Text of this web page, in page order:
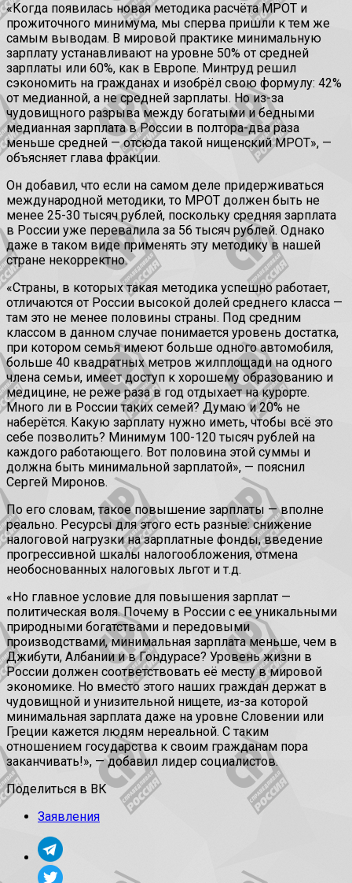
«Когда появилась новая методика расчёта МРОТ и
прожиточного минимума, мы сперва пришли к тем же
самым выводам. В мировой практике минимальную
зарплату устанавливают на уровне 50% от средней
зарплаты или 60%, как в Европе. Минтруд решил
сэкономить на гражданах и изобрёл свою формулу: 42%
от медианной, а не средней зарплаты. Но из-за
чудовищного разрыва между богатыми и бедными
медианная зарплата в России в полтора-два раза
меньше средней — отсюда такой нищенский МРОТ», —
объясняет глава фракции.
Он добавил, что если на самом деле придерживаться
международной методики, то МРОТ должен быть не
менее 25-30 тысяч рублей, поскольку средняя зарплата
в России уже перевалила за 56 тысяч рублей. Однако
даже в таком виде применять эту методику в нашей
стране некорректно.
«Страны, в которых такая методика успешно работает,
отличаются от России высокой долей среднего класса —
там это не менее половины страны. Под средним
классом в данном случае понимается уровень достатка,
при котором семья имеют больше одного автомобиля,
больше 40 квадратных метров жилплощади на одного
члена семьи, имеет доступ к хорошему образованию и
медицине, не реже раза в год отдыхает на курорте.
Много ли в России таких семей? Думаю и 20% не
наберётся. Какую зарплату нужно иметь, чтобы всё это
себе позволить? Минимум 100-120 тысяч рублей на
каждого работающего. Вот половина этой суммы и
должна быть минимальной зарплатой», — пояснил
Сергей Миронов.
По его словам, такое повышение зарплаты — вполне
реально. Ресурсы для этого есть разные: снижение
налоговой нагрузки на зарплатные фонды, введение
прогрессивной шкалы налогообложения, отмена
необоснованных налоговых льгот и т.д.
«Но главное условие для повышения зарплат —
политическая воля. Почему в России с ее уникальными
природными богатствами и передовыми
производствами, минимальная зарплата меньше, чем в
Джибути, Албании и в Гондурасе? Уровень жизни в
России должен соответствовать её месту в мировой
экономике. Но вместо этого наших граждан держат в
чудовищной и унизительной нищете, из-за которой
минимальная зарплата даже на уровне Словении или
Греции кажется людям нереальной. С таким
отношением государства к своим гражданам пора
заканчивать!», — добавил лидер социалистов.
Поделиться в ВК
Заявления